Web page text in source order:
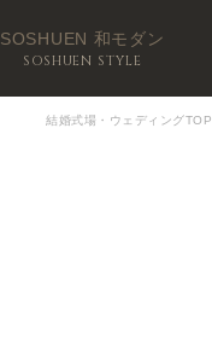
SOSHUEN 和モダン
SOSHUEN STYLE
結婚式場・ウェディングTOP